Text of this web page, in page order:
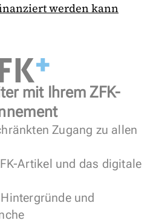
werden kann
mit Ihrem ZFK-
Zugang zu allen
Artikel und das digitale
und